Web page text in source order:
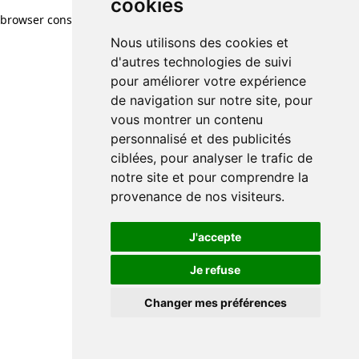
cookies
Nous utilisons des cookies et
d'autres technologies de suivi
pour améliorer votre expérience
de navigation sur notre site, pour
vous montrer un contenu
personnalisé et des publicités
ciblées, pour analyser le trafic de
notre site et pour comprendre la
provenance de nos visiteurs.
J'accepte
Je refuse
Changer mes préférences
browser console for more information)